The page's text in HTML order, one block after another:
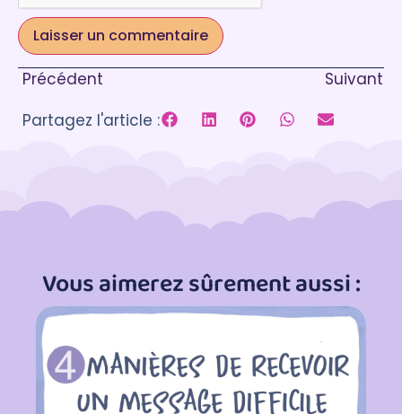
Précédent
Suivant
Partagez l'article :
Vous aimerez sûrement aussi :